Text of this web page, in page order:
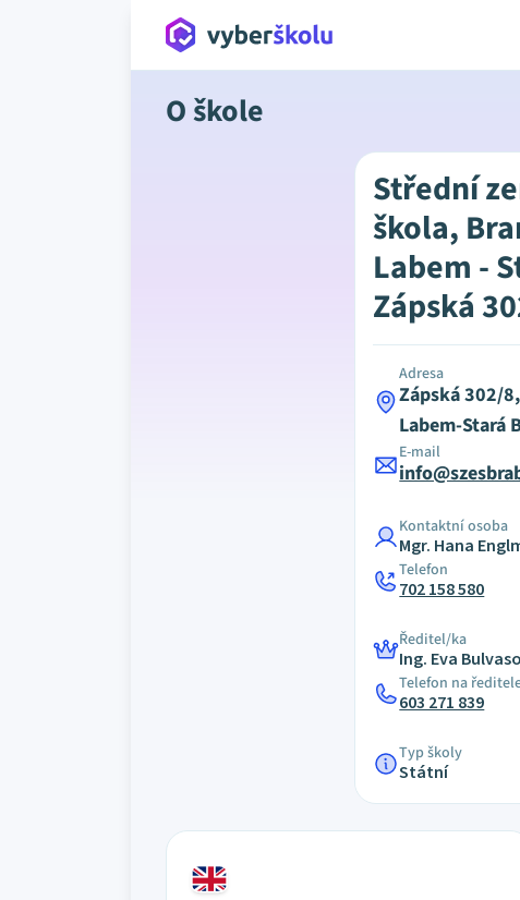
O škole
Střední
škola,
Labem -
Zápská
Adresa
Zápská 302/
Labem-Stará
E-mail
Kontaktní osoba
Mgr. Hana
Telefon
702 158 580
Ředitel/ka
Ing. Eva
Telefon na
603 271 839
Typ školy
Státní